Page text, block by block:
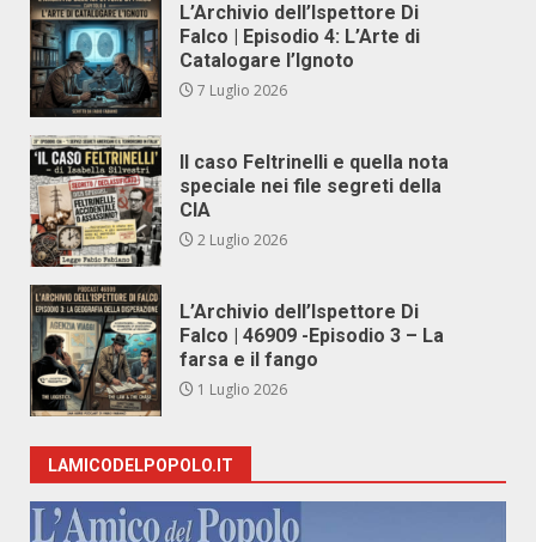
L’Archivio dell’Ispettore Di
Falco | Episodio 4: L’Arte di
Catalogare l’Ignoto
7 Luglio 2026
Il caso Feltrinelli e quella nota
speciale nei file segreti della
CIA
2 Luglio 2026
L’Archivio dell’Ispettore Di
Falco | 46909 -Episodio 3 – La
farsa e il fango
1 Luglio 2026
LAMICODELPOPOLO.IT